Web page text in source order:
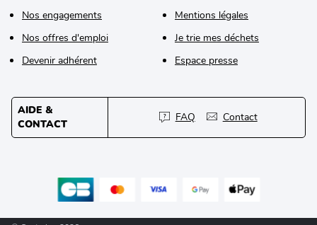
Nos engagements
Nos offres d'emploi
Devenir adhérent
Mentions légales
Je trie mes déchets
Espace presse
AIDE &
CONTACT
FAQ Contact